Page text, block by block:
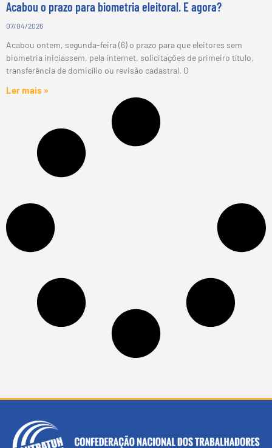
Acabou o prazo para biometria eleitoral. E agora?
07/04/2026
Acabou ontem, segunda-feira (6) o prazo para que eleitores sem
biometria iniciassem, pela internet, solicitações de primeiro título,
transferência de domicílio ou revisão cadastral. O
Ler mais »